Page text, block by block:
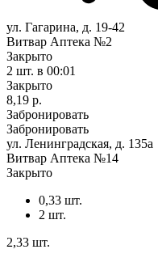
ул. Гагарина, д. 19-42
Витвар Аптека №2
Закрыто
2 шт. в 00:01
Закрыто
8,19 р.
Забронировать
Забронировать
ул. Ленинградская, д. 135a
Витвар Аптека №14
Закрыто
0,33 шт.
2 шт.
2,33 шт.